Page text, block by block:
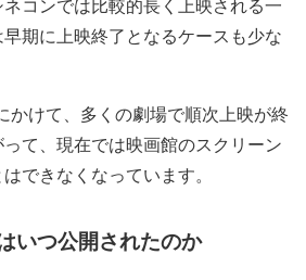
コンでは比較的長く上映される一
期に上映終了となるケースも少な
かけて、多くの劇場で順次上映が終
て、現在では映画館のスクリーン
できなくなっています。
いつ公開されたのか